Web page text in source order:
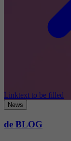
Linktext to be filled
News
de BLOG